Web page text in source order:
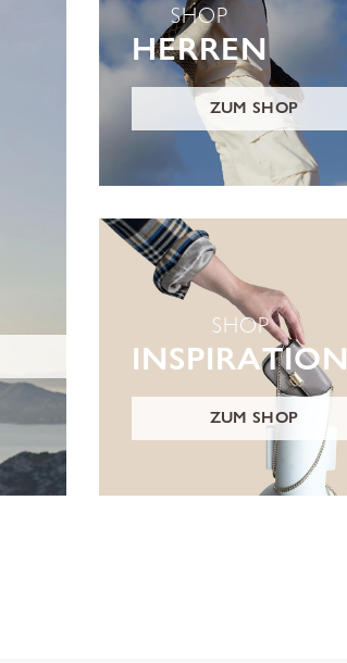
SHOP
HERREN
ZUM SHOP
SHOP
INSPIRATION
ZUM SHOP